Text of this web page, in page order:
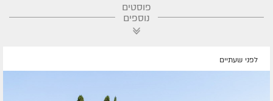
פוסטים
נוספים
לפני שעתיים